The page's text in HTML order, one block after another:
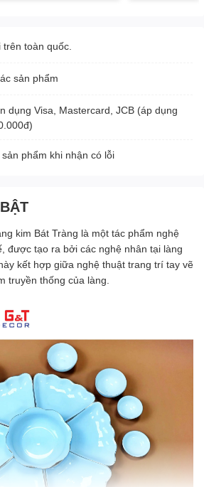
toàn quốc.
sản phẩm
dụng Visa, Mastercard, JCB (áp dụng
phẩm khi nhận có lỗi
kim Bát Tràng là một tác phẩm nghệ
được tạo ra bởi các nghệ nhân tại làng
này kết hợp giữa nghệ thuật trang trí tay vẽ
truyền thống của làng.